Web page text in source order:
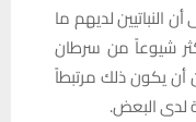
النباتيين لديهم ما
شيوعاً من سرطان
أن يكون ذلك مرتبطاً
لدى البعض.